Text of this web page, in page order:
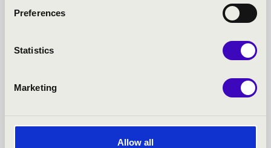
Preferences
Statistics
Marketing
Allow all
SZIVÁRVÁNY BÉRLET -